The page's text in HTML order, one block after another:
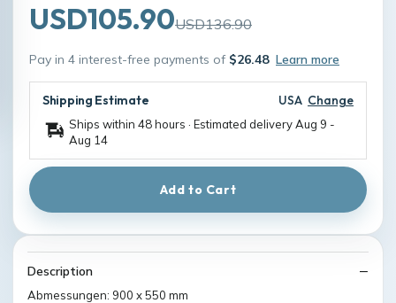
USD105.90USD136.90
Pay in 4 interest-free payments of $26.48 Learn more
Shipping Estimate USA Change
Ships within 48 hours · Estimated deliveryAug 9 -
Aug 14
Add to Cart
Description
Abmessungen: 900 x 550 mm